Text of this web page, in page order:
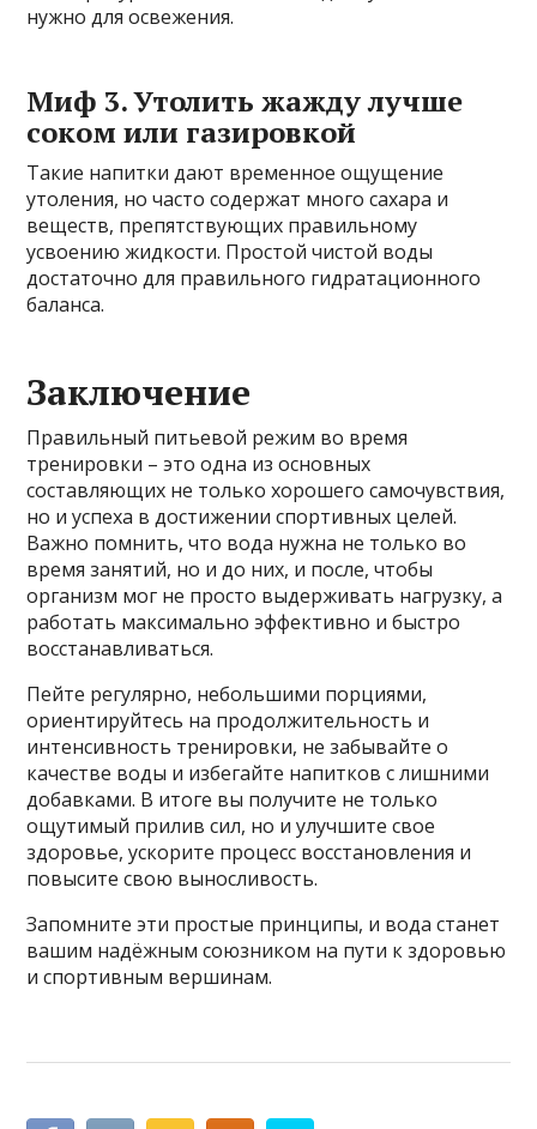
нужно для освежения.
Миф 3. Утолить жажду лучше
соком или газировкой
Такие напитки дают временное ощущение
утоления, но часто содержат много сахара и
веществ, препятствующих правильному
усвоению жидкости. Простой чистой воды
достаточно для правильного гидратационного
баланса.
Заключение
Правильный питьевой режим во время
тренировки – это одна из основных
составляющих не только хорошего самочувствия,
но и успеха в достижении спортивных целей.
Важно помнить, что вода нужна не только во
время занятий, но и до них, и после, чтобы
организм мог не просто выдерживать нагрузку, а
работать максимально эффективно и быстро
восстанавливаться.
Пейте регулярно, небольшими порциями,
ориентируйтесь на продолжительность и
интенсивность тренировки, не забывайте о
качестве воды и избегайте напитков с лишними
добавками. В итоге вы получите не только
ощутимый прилив сил, но и улучшите свое
здоровье, ускорите процесс восстановления и
повысите свою выносливость.
Запомните эти простые принципы, и вода станет
вашим надёжным союзником на пути к здоровью
и спортивным вершинам.